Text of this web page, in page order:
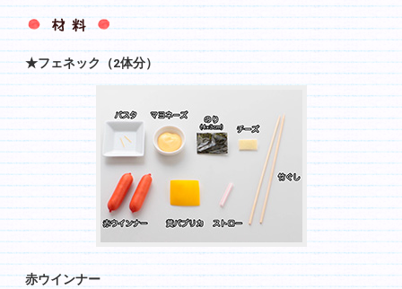
材料
★フェネック（2体分）
赤ウインナー